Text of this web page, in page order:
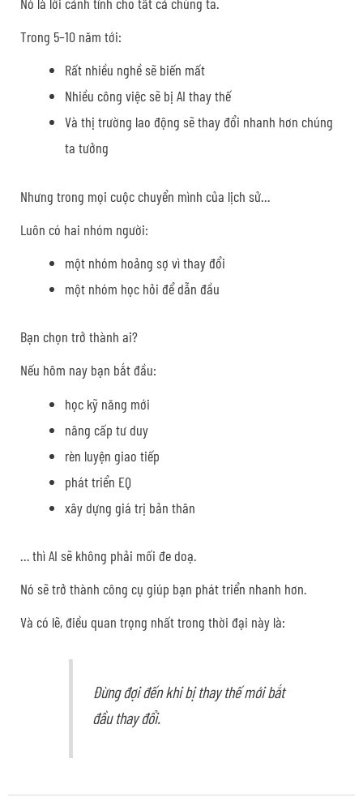
Trong 5–10 năm tới:
Rất nhiều nghề sẽ biến mất
Nhiều công việc sẽ bị AI thay thế
Và thị trường lao động sẽ thay đổi nhanh hơn chúng
ta tưởng
Nhưng trong mọi cuộc chuyển mình của lịch sử…
Luôn có hai nhóm người:
một nhóm hoảng sợ vì thay đổi
một nhóm học hỏi để dẫn đầu
Bạn chọn trở thành ai?
Nếu hôm nay bạn bắt đầu:
học kỹ năng mới
nâng cấp tư duy
rèn luyện giao tiếp
phát triển EQ
xây dựng giá trị bản thân
… thì AI sẽ không phải mối đe doạ.
Nó sẽ trở thành công cụ giúp bạn phát triển nhanh hơn.
Và có lẽ, điều quan trọng nhất trong thời đại này là:
Đừng đợi đến khi bị thay thế mới bắt
đầu thay đổi.